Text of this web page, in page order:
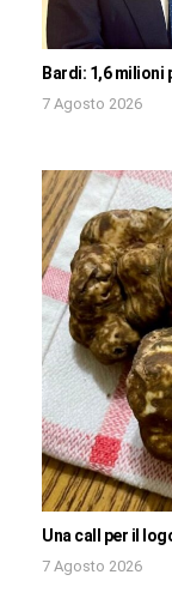
Bardi: 1,6
7 Agosto 2026
Una call per il
7 Agosto 2026